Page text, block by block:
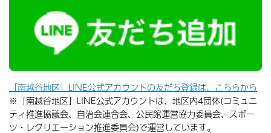
「南越谷地区」LINE公式アカウントの友だち登録は、こちらから
※「南越谷地区」LINE公式アカウントは、地区内4団体(コミュニ
ティ推進協議会、自治会連合会、公民館運営協力委員会、スポー
ツ・レクリエーション推進委員会)で運営しています。